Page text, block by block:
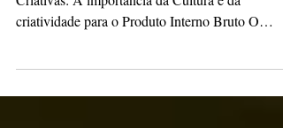
PIB da Economia da Cultura e das Indústrias
Criativas: A importância da Cultura e da
Produto...